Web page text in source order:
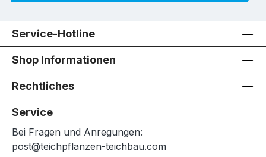
Service-Hotline
Shop Informationen
Rechtliches
Service
Bei Fragen und Anregungen:
post@teichpflanzen-teichbau.com